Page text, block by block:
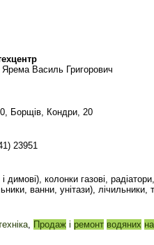
Василь Григорович
Борщів, Кондри, 20
23951
димові), колонки газові,
ванни, унітази), лічильники,
, Продаж і ремонт водяних